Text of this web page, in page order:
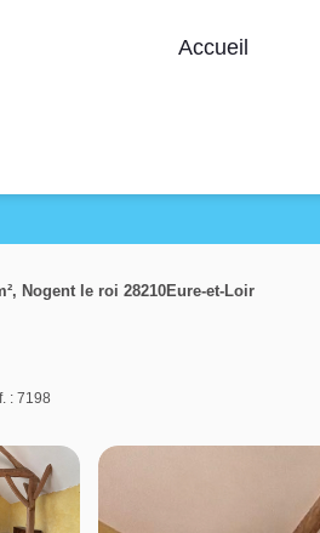
Accueil
Nogent le roi 28210Eure-et-Loir
: 7198